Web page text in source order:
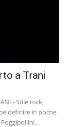
a Trani
- Stile rock,
definire in poche